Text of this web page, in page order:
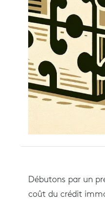
Débutons par un
coût du crédit